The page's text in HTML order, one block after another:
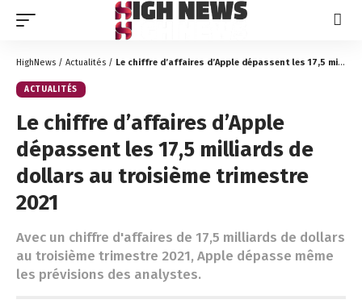
HighNews / Actualités / Le chiffre d’affaires d’Apple dépassent les 17,5 milliards de dollars au troisième trimestre 2021
ACTUALITÉS
Le chiffre d’affaires d’Apple
dépassent les 17,5 milliards de
dollars au troisième trimestre
2021
Avec un chiffre d'affaires de 17,5 milliards de dollars
au troisième trimestre 2021, Apple dépasse même
les prévisions des analystes.